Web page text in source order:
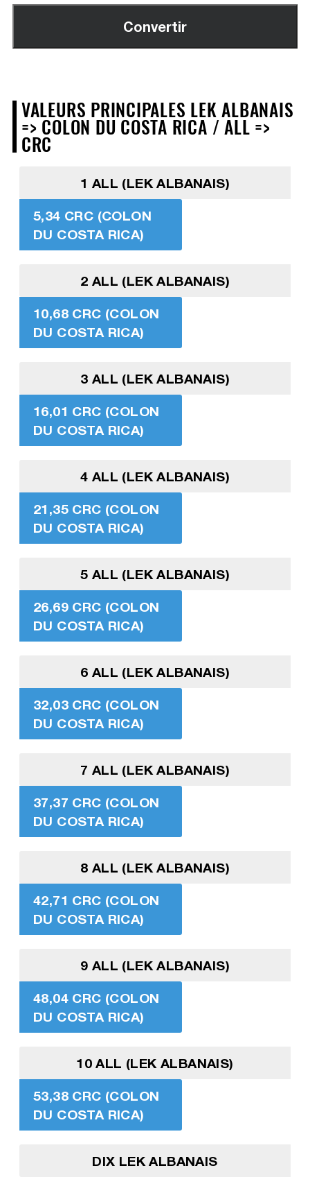
VALEURS PRINCIPALES LEK ALBANAIS
=> COLON DU COSTA RICA / ALL =>
CRC
1 ALL (LEK ALBANAIS)
5,34 CRC (COLON
DU COSTA RICA)
2 ALL (LEK ALBANAIS)
10,68 CRC (COLON
DU COSTA RICA)
3 ALL (LEK ALBANAIS)
16,01 CRC (COLON
DU COSTA RICA)
4 ALL (LEK ALBANAIS)
21,35 CRC (COLON
DU COSTA RICA)
5 ALL (LEK ALBANAIS)
26,69 CRC (COLON
DU COSTA RICA)
6 ALL (LEK ALBANAIS)
32,03 CRC (COLON
DU COSTA RICA)
7 ALL (LEK ALBANAIS)
37,37 CRC (COLON
DU COSTA RICA)
8 ALL (LEK ALBANAIS)
42,71 CRC (COLON
DU COSTA RICA)
9 ALL (LEK ALBANAIS)
48,04 CRC (COLON
DU COSTA RICA)
10 ALL (LEK ALBANAIS)
53,38 CRC (COLON
DU COSTA RICA)
DIX LEK ALBANAIS